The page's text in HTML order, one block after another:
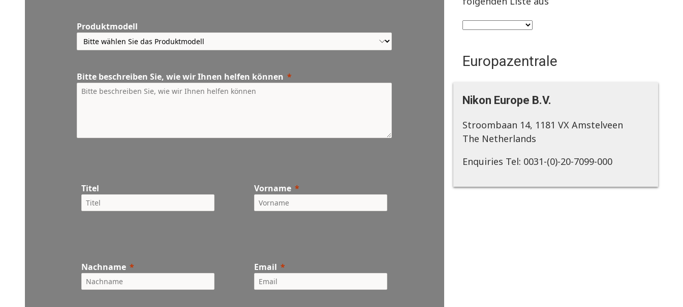
Produktmodell
Bitte beschreiben Sie, wie wir Ihnen helfen können
Titel Vorname
Nachname Email
Europazentrale
Nikon Europe B.V.
Stroombaan 14, 1181 VX Amstelveen
The Netherlands
Enquiries Tel: 0031-(0)-20-7099-000